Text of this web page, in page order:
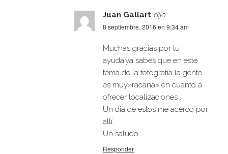
Juan Gallart dijo:
8 septiembre, 2016 en 9:34 am
Muchas gracias por tu
ayuda,ya sabes que en este
tema de la fotografía la gente
es muy»racana» en cuanto a
ofrecer localizaciones .
Un dia de estos me acerco por
allí.
Un saludo.
Responder